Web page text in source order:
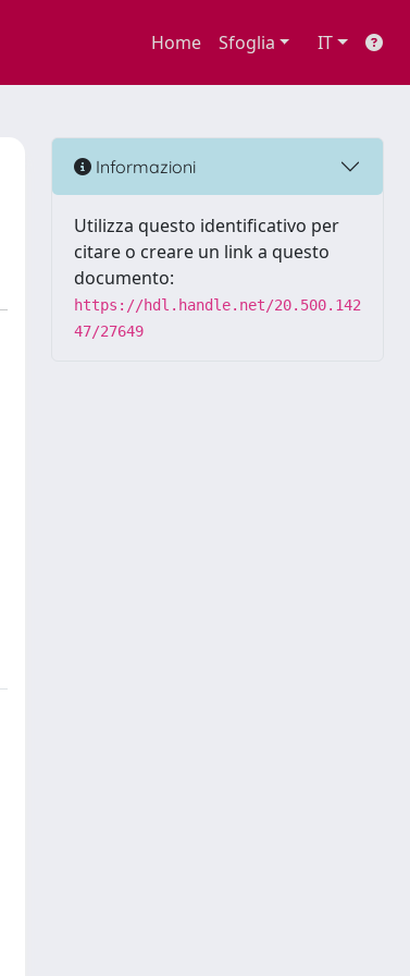
Home Sfoglia IT
Informazioni
Utilizza questo identificativo per
citare o creare un link a questo
documento:
https://hdl.handle.net/20.500.142
47/27649